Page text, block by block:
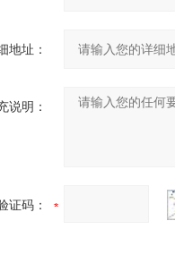
地址：
说明：
证码：